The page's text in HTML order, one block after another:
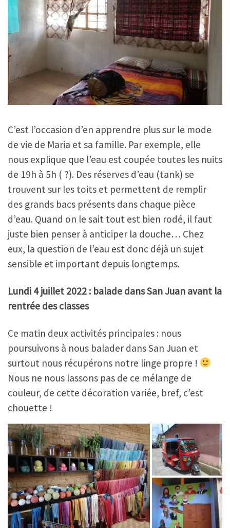
C’est l’occasion d’en apprendre plus sur le mode
de vie de Maria et sa famille. Par exemple, elle
nous explique que l’eau est coupée toutes les nuits
de 19h à 5h ( ?). Des réserves d’eau (tank) se
trouvent sur les toits et permettent de remplir
des grands bacs présents dans chaque pièce
d’eau. Quand on le sait tout est bien rodé, il faut
juste bien penser à anticiper la douche… Chez
eux, la question de l’eau est donc déjà un sujet
sensible et important depuis longtemps.
Lundi 4 juillet 2022 : balade dans San Juan avant la
rentrée des classes
Ce matin deux activités principales : nous
poursuivons à nous balader dans San Juan et
surtout nous récupérons notre linge propre !
Nous ne nous lassons pas de ce mélange de
couleur, de cette décoration variée, bref, c’est
chouette !